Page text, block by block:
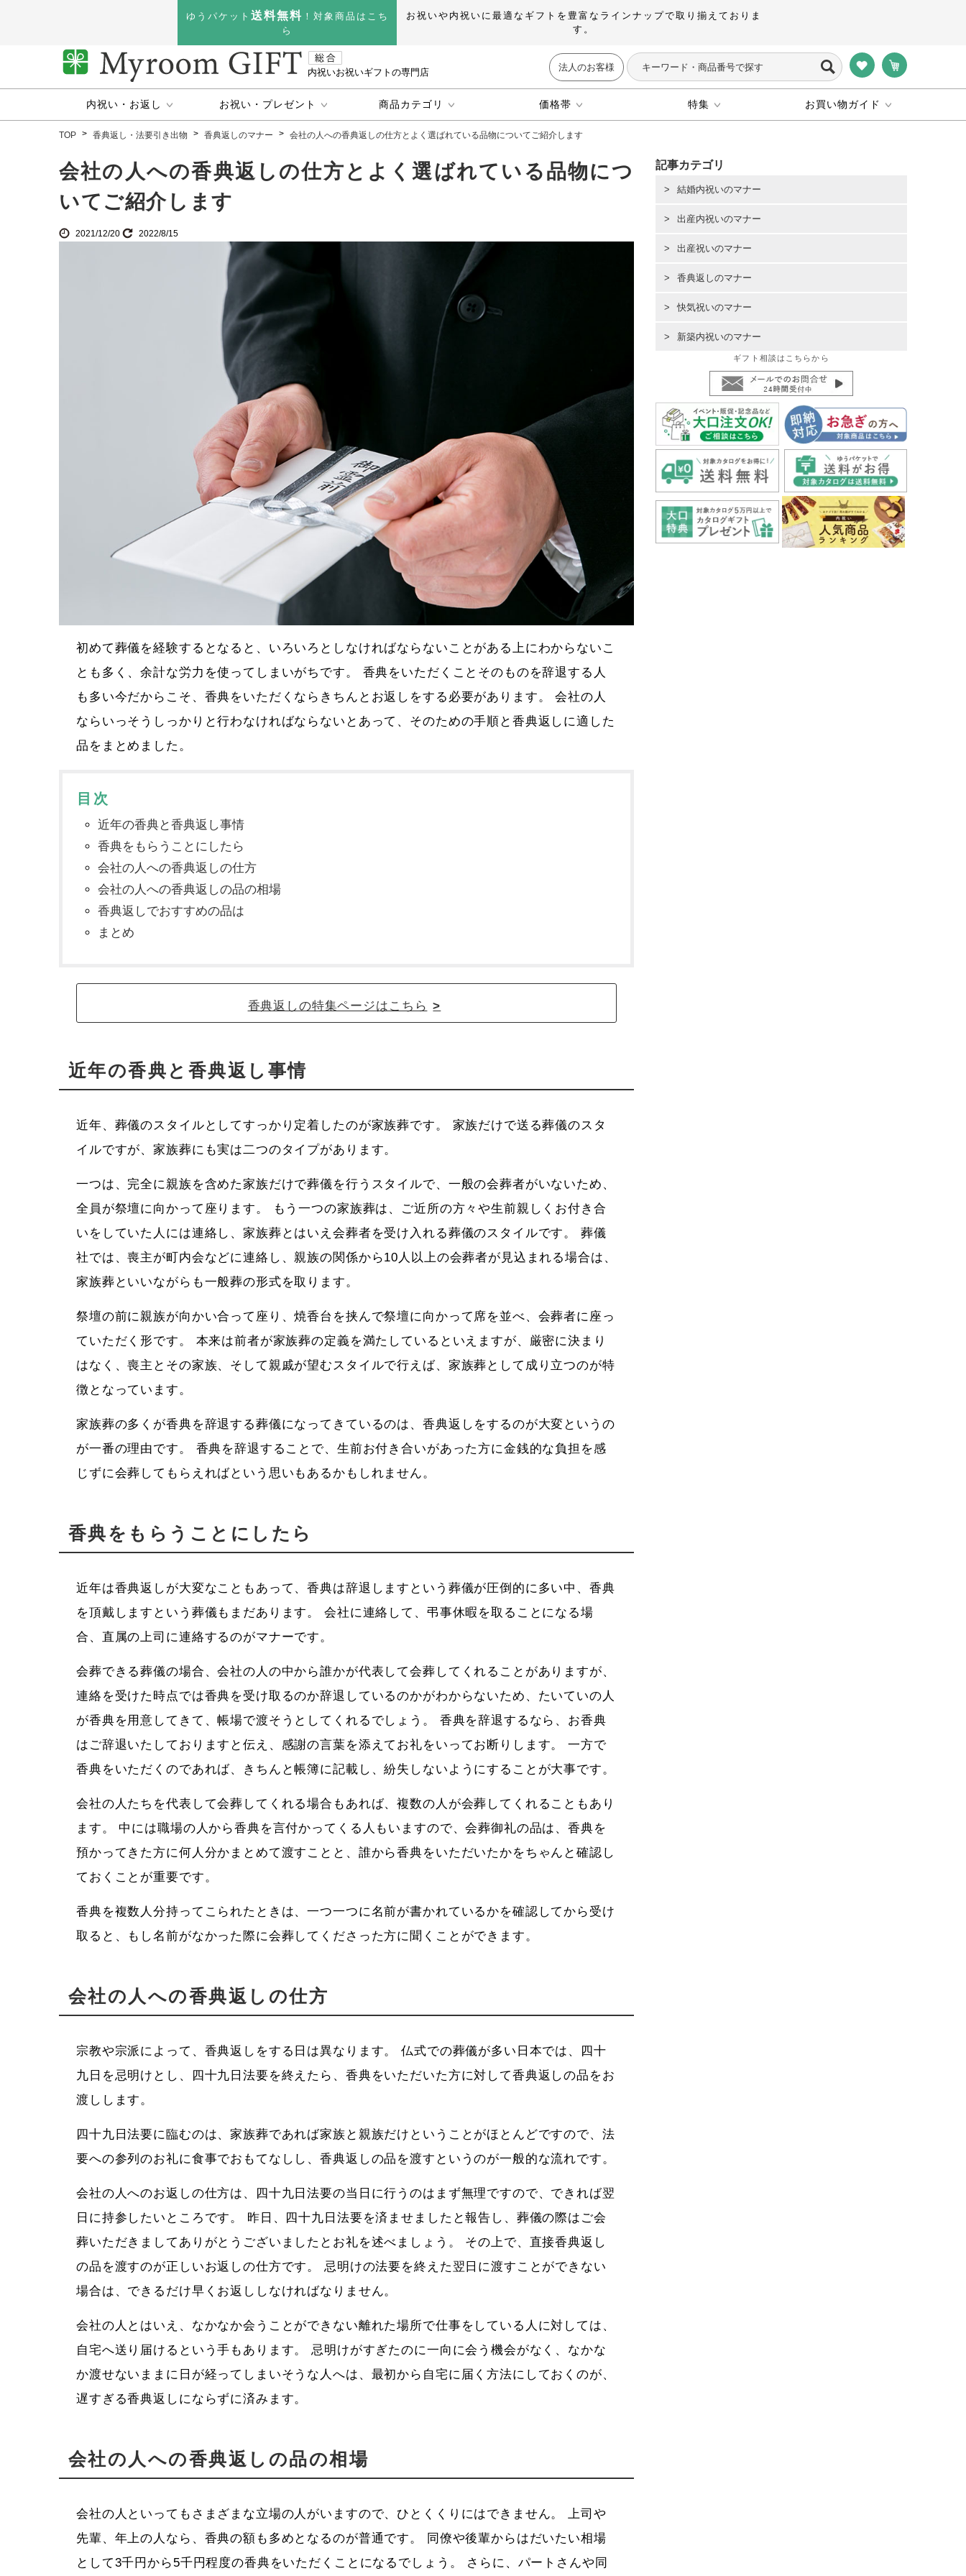
ゆうパケット 送料無料 ！対象商品はこち
ら
お祝いや内祝いに最適なギフトを豊富なラインナップで取り揃えておりま
す。
内祝いお祝いギフトの専門店
法人のお客様
内祝い・お返し お祝い・プレゼント 商品カテゴリ 価格帯 特集 お買い物ガイド
TOP 香典返し・法要引き出物 香典返しのマナー 会社の人への香典返しの仕方とよく選ばれている品物についてご紹介します
会社の人への香典返しの仕方とよく選ばれている品物につ
いてご紹介します
2021/12/20 2022/8/15
初めて葬儀を経験するとなると、いろいろとしなければならないことがある上にわからないこ
とも多く、余計な労力を使ってしまいがちです。 香典をいただくことそのものを辞退する人
も多い今だからこそ、香典をいただくならきちんとお返しをする必要があります。 会社の人
ならいっそうしっかりと行わなければならないとあって、そのための手順と香典返しに適した
品をまとめました。
目次
近年の香典と香典返し事情
香典をもらうことにしたら
会社の人への香典返しの仕方
会社の人への香典返しの品の相場
香典返しでおすすめの品は
まとめ
香典返しの特集ページはこちら
近年の香典と香典返し事情
近年、葬儀のスタイルとしてすっかり定着したのが家族葬です。 家族だけで送る葬儀のスタ
イルですが、家族葬にも実は二つのタイプがあります。
一つは、完全に親族を含めた家族だけで葬儀を行うスタイルで、一般の会葬者がいないため、
全員が祭壇に向かって座ります。 もう一つの家族葬は、ご近所の方々や生前親しくお付き合
いをしていた人には連絡し、家族葬とはいえ会葬者を受け入れる葬儀のスタイルです。 葬儀
社では、喪主が町内会などに連絡し、親族の関係から10人以上の会葬者が見込まれる場合は、
家族葬といいながらも一般葬の形式を取ります。
祭壇の前に親族が向かい合って座り、焼香台を挟んで祭壇に向かって席を並べ、会葬者に座っ
ていただく形です。 本来は前者が家族葬の定義を満たしているといえますが、厳密に決まり
はなく、喪主とその家族、そして親戚が望むスタイルで行えば、家族葬として成り立つのが特
徴となっています。
家族葬の多くが香典を辞退する葬儀になってきているのは、香典返しをするのが大変というの
が一番の理由です。 香典を辞退することで、生前お付き合いがあった方に金銭的な負担を感
じずに会葬してもらえればという思いもあるかもしれません。
香典をもらうことにしたら
近年は香典返しが大変なこともあって、香典は辞退しますという葬儀が圧倒的に多い中、香典
を頂戴しますという葬儀もまだあります。 会社に連絡して、弔事休暇を取ることになる場
合、直属の上司に連絡するのがマナーです。
会葬できる葬儀の場合、会社の人の中から誰かが代表して会葬してくれることがありますが、
連絡を受けた時点では香典を受け取るのか辞退しているのかがわからないため、たいていの人
が香典を用意してきて、帳場で渡そうとしてくれるでしょう。 香典を辞退するなら、お香典
はご辞退いたしておりますと伝え、感謝の言葉を添えてお礼をいってお断りします。 一方で
香典をいただくのであれば、きちんと帳簿に記載し、紛失しないようにすることが大事です。
会社の人たちを代表して会葬してくれる場合もあれば、複数の人が会葬してくれることもあり
ます。 中には職場の人から香典を言付かってくる人もいますので、会葬御礼の品は、香典を
預かってきた方に何人分かまとめて渡すことと、誰から香典をいただいたかをちゃんと確認し
ておくことが重要です。
香典を複数人分持ってこられたときは、一つ一つに名前が書かれているかを確認してから受け
取ると、もし名前がなかった際に会葬してくださった方に聞くことができます。
会社の人への香典返しの仕方
宗教や宗派によって、香典返しをする日は異なります。 仏式での葬儀が多い日本では、四十
九日を忌明けとし、四十九日法要を終えたら、香典をいただいた方に対して香典返しの品をお
渡しします。
四十九日法要に臨むのは、家族葬であれば家族と親族だけということがほとんどですので、法
要への参列のお礼に食事でおもてなしし、香典返しの品を渡すというのが一般的な流れです。
会社の人へのお返しの仕方は、四十九日法要の当日に行うのはまず無理ですので、できれば翌
日に持参したいところです。 昨日、四十九日法要を済ませましたと報告し、葬儀の際はご会
葬いただきましてありがとうございましたとお礼を述べましょう。 その上で、直接香典返し
の品を渡すのが正しいお返しの仕方です。 忌明けの法要を終えた翌日に渡すことができない
場合は、できるだけ早くお返ししなければなりません。
会社の人とはいえ、なかなか会うことができない離れた場所で仕事をしている人に対しては、
自宅へ送り届けるという手もあります。 忌明けがすぎたのに一向に会う機会がなく、なかな
か渡せないままに日が経ってしまいそうな人へは、最初から自宅に届く方法にしておくのが、
遅すぎる香典返しにならずに済みます。
会社の人への香典返しの品の相場
会社の人といってもさまざまな立場の人がいますので、ひとくくりにはできません。 上司や
先輩、年上の人なら、香典の額も多めとなるのが普通です。 同僚や後輩からはだいたい相場
として3千円から5千円程度の香典をいただくことになるでしょう。 さらに、パートさんや同
記事カテゴリ
結婚内祝いのマナー
出産内祝いのマナー
出産祝いのマナー
香典返しのマナー
快気祝いのマナー
新築内祝いのマナー
ギフト相談はこちらから